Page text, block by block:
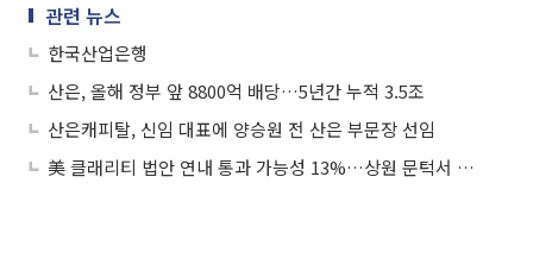
관련 뉴스
한국산업은행
산은, 올해 정부 앞 8800억 배당…5년간 누적 3.5조
산은캐피탈, 신임 대표에 양승원 전 산은 부문장 선임
美 클래리티 법안 연내 통과 가능성 13%…상원 문턱서 제동